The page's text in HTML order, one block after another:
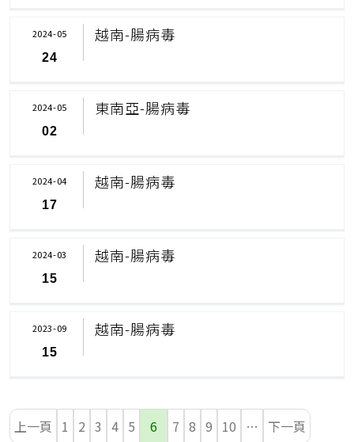
越南-腸病毒
2024-05
24
東南亞-腸病毒
2024-05
02
越南-腸病毒
2024-04
17
越南-腸病毒
2024-03
15
越南-腸病毒
2023-09
15
上一頁 1 2 3 4 5 6 7 8 9 10 … 下一頁